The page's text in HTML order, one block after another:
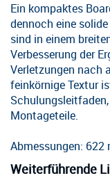
Ein kompaktes
dennoch eine
sind in einem
Verbesserung der
Verletzungen nach
feinkörnige Textur
Montageteile.
Abmessungen: 622
Weiterführende